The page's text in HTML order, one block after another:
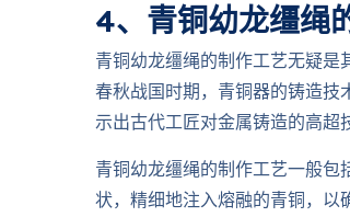
4、青铜幼龙缰绳
青铜幼龙缰绳的制作工艺无疑
春秋战国时期，青铜器的铸造
示出古代工匠对金属铸造的高超
青铜幼龙缰绳的制作工艺一般
状，精细地注入熔融的青铜，